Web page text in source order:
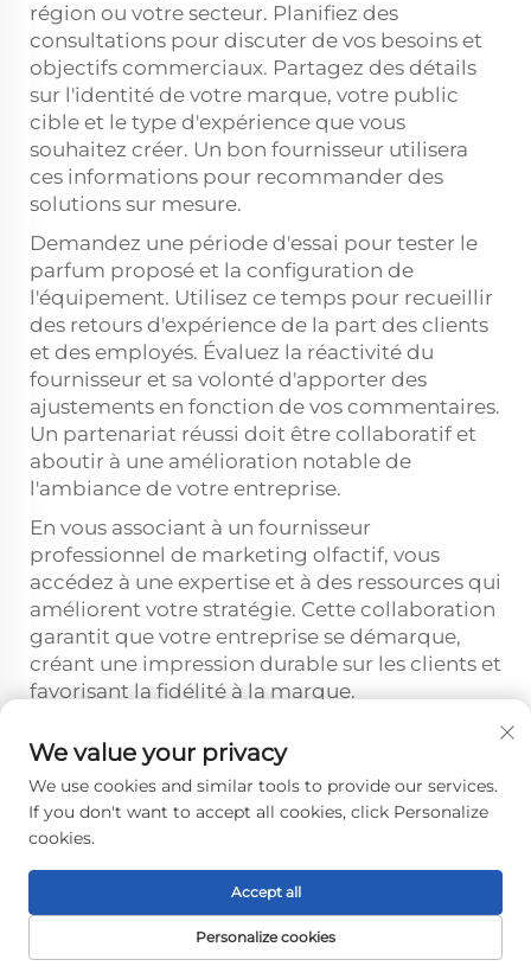
région ou votre secteur. Planifiez des
consultations pour discuter de vos besoins et
objectifs commerciaux. Partagez des détails
sur l'identité de votre marque, votre public
cible et le type d'expérience que vous
souhaitez créer. Un bon fournisseur utilisera
ces informations pour recommander des
solutions sur mesure.
Demandez une période d'essai pour tester le
parfum proposé et la configuration de
l'équipement. Utilisez ce temps pour recueillir
des retours d'expérience de la part des clients
et des employés. Évaluez la réactivité du
fournisseur et sa volonté d'apporter des
ajustements en fonction de vos commentaires.
Un partenariat réussi doit être collaboratif et
aboutir à une amélioration notable de
l'ambiance de votre entreprise.
En vous associant à un fournisseur
professionnel de marketing olfactif, vous
accédez à une expertise et à des ressources qui
améliorent votre stratégie. Cette collaboration
garantit que votre entreprise se démarque,
créant une impression durable sur les clients et
favorisant la fidélité à la marque.
d'améliorer votre entreprise. Il crée des
expériences mémorables pour les clients,
renforce la reconnaissance de la marque et
favorise la fidélité. En utilisant des diffuseurs
commerciaux, vous assurez une diffusion de
parfum cohérente et efficace, transformant
votre espace en un environnement accueillant.
Cette stratégie améliore non seulement la
We value your privacy
We use cookies and similar tools to provide our services.
If you don't want to accept all cookies, click Personalize
cookies.
Personalize cookies
Accept all